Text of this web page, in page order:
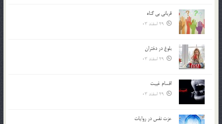
قرباني بي گناه
29 اسفند 03
بلوغ در دختران
29 اسفند 03
اقسام غيبت
29 اسفند 03
عزت نفس در روايات